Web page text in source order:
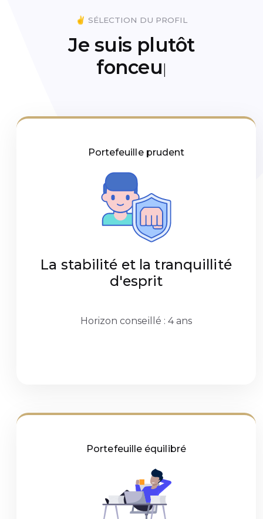
✌️ SÉLECTION DU PROFIL
Je suis plutôt
fonceur
Portefeuille prudent
La stabilité et la tranquillité
d'esprit
Horizon conseillé : 4 ans
Portefeuille équilibré